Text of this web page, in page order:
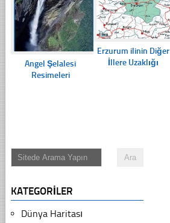
Angel Şelalesi
Resimeleri
Erzurum ilinin Diğer
İllere Uzaklığı
KATEGORILER
Dünya Haritası